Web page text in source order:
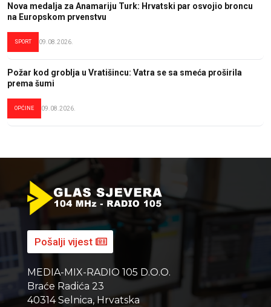
Nova medalja za Anamariju Turk: Hrvatski par osvojio broncu
na Europskom prvenstvu
SPORT 09.08.2026.
Požar kod groblja u Vratišincu: Vatra se sa smeća proširila
prema šumi
OPĆINE 09.08.2026.
Pošalji vijest
MEDIA-MIX-RADIO 105 D.O.O.
Braće Radića 23
40314 Selnica, Hrvatska